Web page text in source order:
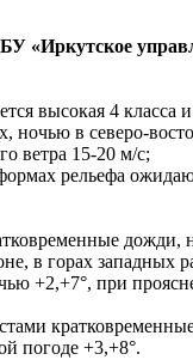
«Иркутское
высокая 4 класса
ночью в северо-
ветра 15-20 м/с;
рельефа
в горах западных
+2,+7°, при
погоде +3,+8°.